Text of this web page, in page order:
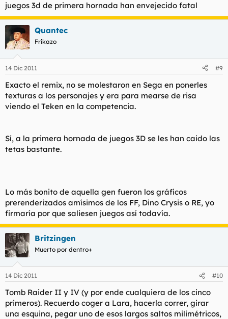
juegos 3d de primera hornada han envejecido fatal
Quantec
Frikazo
14 Dic 2011 #9
Exacto el remix, no se molestaron en Sega en ponerles
texturas a los personajes y era para mearse de risa
viendo el Teken en la competencia.
Sí, a la primera hornada de juegos 3D se les han caido las
tetas bastante.
Lo más bonito de aquella gen fueron los gráficos
prerenderizados amísimos de los FF, Dino Crysis o RE, yo
firmaría por que saliesen juegos así todavía.
Britzingen
Muerto por dentro+
14 Dic 2011 #10
Tomb Raider II y IV (y por ende cualquiera de los cinco
primeros). Recuerdo coger a Lara, hacerla correr, girar
una esquina, pegar uno de esos largos saltos milimétricos,